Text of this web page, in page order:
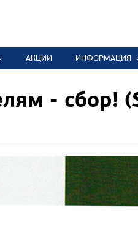
АКЦИИ ИНФОРМАЦИЯ
-